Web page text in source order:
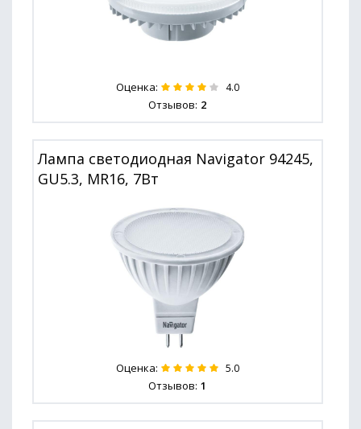
Оценка: 4.0
Отзывов: 2
Лампа светодиодная Navigator 94245,
GU5.3, MR16, 7Вт
Оценка: 5.0
Отзывов: 1